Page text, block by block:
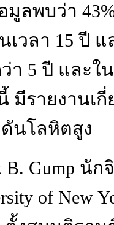
มูลพบว่า
เวลา 15 ปี แ
า 5 ปี และใ
มีรายงานเ
นโลหิตสูง
B. Gump นัก
of New